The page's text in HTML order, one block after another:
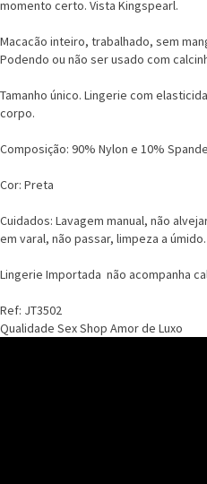
momento certo. Vista Kingspearl.
Macacão inteiro, trabalhado, sem
Podendo ou não ser usado com
Tamanho único. Lingerie com
corpo.
Composição: 90% Nylon e 10%
Cor: Preta
Cuidados: Lavagem manual, não
em varal, não passar, limpeza a úmido.
Lingerie Importada  não acompanha
Ref: JT3502
Qualidade Sex Shop Amor de Luxo